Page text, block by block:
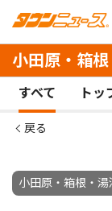
小田原・箱
すべて トッ
戻る
小田原・箱根・